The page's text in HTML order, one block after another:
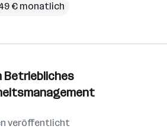
€ monatlich
Betriebliches
veröffentlicht